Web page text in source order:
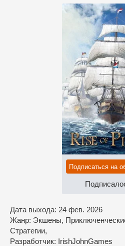
Подписаться на
Дата выхода: 24 фев. 2026
Жанр: Экшены,
Стратегии,
Разработчик: IrishJohnGames